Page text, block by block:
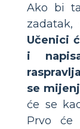
Ako bi
Učenici
i
se
će se
Prvo će